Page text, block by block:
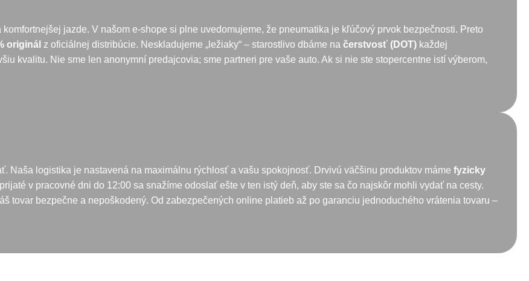
jazde. V našom e-shope si plne uvedomujeme, že pneumatika je kľúčový prvok bezpečnosti. Preto
originál z oficiálnej distribúcie. Neskladujeme „ležiaky“ – starostlivo dbáme na čerstvosť (DOT) každej
kvalitu. Nie sme len anonymní predajcovia; sme partneri pre vaše auto. Ak si nie ste stopercentne istí výberom,
Naša logistika je nastavená na maximálnu rýchlosť a vašu spokojnosť. Drvivú väčšinu produktov máme fyzicky
v pracovné dni do 12:00 sa snažíme odoslať ešte v ten istý deň, aby ste sa čo najskôr mohli vydať na cesty.
tovar bezpečne a nepoškodený. Od zabezpečených online platieb až po garanciu jednoduchého vrátenia tovaru –